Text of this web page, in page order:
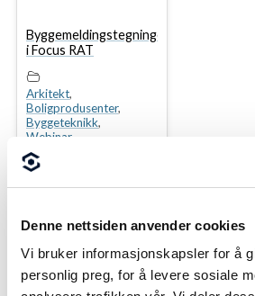
Denne nettsiden anvender cookies
Vi bruker informasjonskapsler for å
personlig preg, for å levere sosiale
Byggemeldingstegninger
i Focus RAT
Arkitekt,
Boligprodusenter,
Byggeteknikk,
Webinar